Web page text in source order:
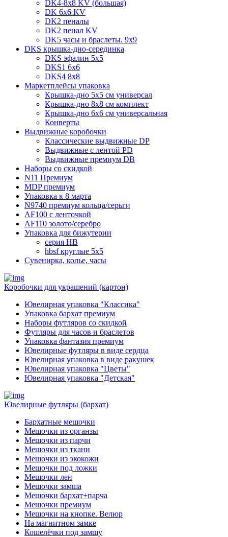
DK4-8x8 KV (большая)
DK 6х6 KV
DK2 пеналы
DK2 пенал KV
DK5 часы и браслеты. 9x9
DKS крышка-дно-серединка
DKS эфалин 5x5
DKS1 6x6
DKS4 8x8
Маркетплейсы упаковка
Крышка-дно 5x5 см универсал
Крышка-дно 8x8 см комплект
Крышка-дно 6x6 см универсальная
Конверты
Выдвижные коробочки
Классические выдвижные DP
Выдвижные с лентой PD
Выдвижные премиум DB
Наборы со скидкой
N11 Премиум
MDP премиум
Упаковка к 8 марта
N9740 премиум кольца/серьги
AF100 с ленточкой
AF110 золото/серебро
Упаковка для бижутерии
серия HB
hbsf круглые 5x5
Сувенирка, колье, часы
Коробочки для украшений (картон)
Ювелирная упаковка "Классика"
Упаковка бархат премиум
Наборы футляров со скидкой
Футляры для часов и браслетов
Упаковка фантазия премиум
Ювелирные футляры в виде сердца
Ювелирная упаковка в виде ракушек
Ювелирная упаковка "Цветы"
Ювелирная упаковка "Детская"
Ювелирные футляры (бархат)
Бархатные мешочки
Мешочки из органзы
Мешочки из парчи
Мешочки из ткани
Мешочки из экокожи
Мешочки под ложки
Мешочки лен
Мешочки замша
Мешочки бархат+парча
Мешочки премиум
Мешочки на кнопке. Велюр
На магнитном замке
Кошелёчки под замшу